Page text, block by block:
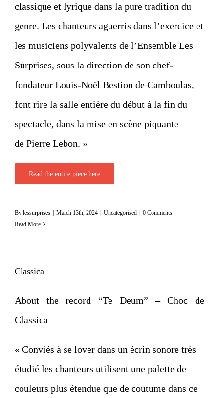
classique et lyrique dans la pure tradition du
genre. Les chanteurs aguerris dans l’exercice et
les musiciens polyvalents de l’Ensemble Les
Surprises, sous la direction de son chef-
fondateur Louis-Noël Bestion de Camboulas,
font rire la salle entière du début à la fin du
spectacle, dans la mise en scène piquante
de Pierre Lebon. »
Read the entire piece here
By lessurprises March 13th, 2024 Uncategorized
0 Comments
Read More
Classica
About the record “Te Deum” – Choc de
Classica
« Conviés à se lover dans un écrin sonore très
étudié les chanteurs utilisent une palette de
couleurs plus étendue que de coutume dans ce